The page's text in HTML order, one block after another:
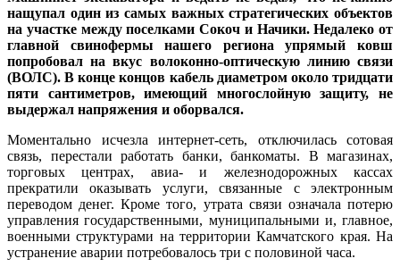
нащупал один из самых важных стратегических объектов
на участке между поселками Сокоч и Начики. Недалеко от
главной свинофермы нашего региона упрямый ковш
попробовал на вкус волоконно-оптическую линию связи
(ВОЛС). В конце концов кабель диаметром около тридцати
пяти сантиметров, имеющий многослойную защиту, не
выдержал напряжения и оборвался.
Моментально исчезла интернет-сеть, отключилась сотовая
связь, перестали работать банки, банкоматы. В магазинах,
торговых центрах, авиа- и железнодорожных кассах
прекратили оказывать услуги, связанные с электронным
переводом денег. Кроме того, утрата связи означала потерю
управления государственными, муниципальными и, главное,
военными структурами на территории Камчатского края. На
устранение аварии потребовалось три с половиной часа.